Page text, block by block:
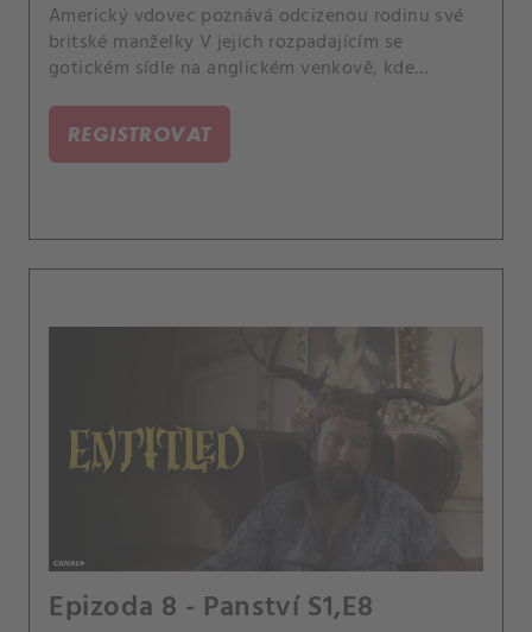
Americký vdovec poznává odcizenou rodinu své
britské manželky V jejich rozpadajícím se
gotickém sídle na anglickém venkově, kde
majetek.
REGISTROVAT
Epizoda 8 - Panství S1,E8